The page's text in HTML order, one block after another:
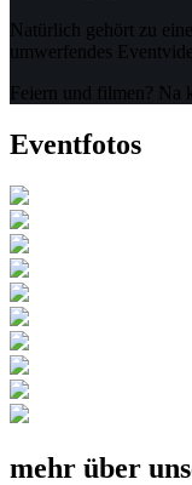
Natürlich gehört zu
umwerfendes
Feiern und filmen? Na
Eventfotos
mehr über